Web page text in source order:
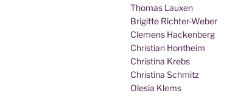
Tho­mas Lauxen
Bri­git­te Richter-Weber
Cle­mens Hackenberg
Chris­ti­an Hontheim
Chris­ti­na Krebs
Chris­ti­na Schmitz
Ole­sia Klems